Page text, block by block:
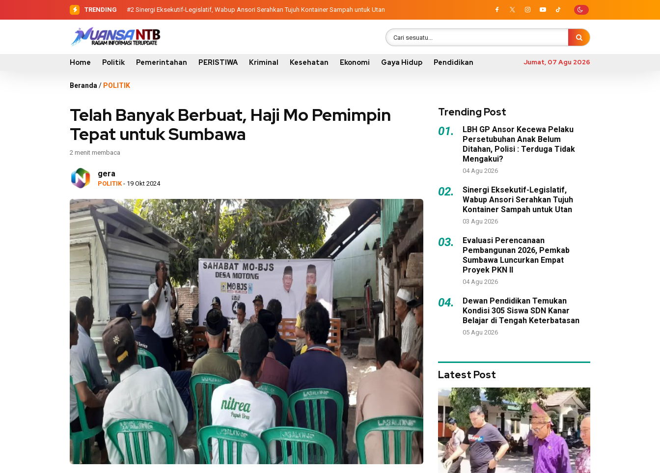
TRENDING #2 Sinergi Eksekutif-Legislatif, Wabup Ansori Serahkan Tujuh Kontainer Sampah untuk Utan
#3 Evaluasi Perencanaan Pembangunan 2026, Pemkab Sumbawa Luncurkan Empat Proyek PKN II
Home Politik Pemerintahan PERISTIWA Kriminal Kesehatan Ekonomi Gaya Hidup Pendidikan Jumat, 07 Agu 2026
Beranda / POLITIK
Telah Banyak Berbuat, Haji Mo Pemimpin
Tepat untuk Sumbawa
2 menit membaca
gera
POLITIK - 19 Okt 2024
Trending Post
01.
LBH GP Ansor Kecewa Pelaku
Persetubuhan Anak Belum
Ditahan, Polisi : Terduga Tidak
Mengakui?
04 Agu 2026
02.
Sinergi Eksekutif-Legislatif,
Wabup Ansori Serahkan Tujuh
Kontainer Sampah untuk Utan
03 Agu 2026
03.
Evaluasi Perencanaan
Pembangunan 2026, Pemkab
Sumbawa Luncurkan Empat
Proyek PKN II
04 Agu 2026
04.
Dewan Pendidikan Temukan
Kondisi 305 Siswa SDN Kanar
Belajar di Tengah Keterbatasan
05 Agu 2026
Latest Post